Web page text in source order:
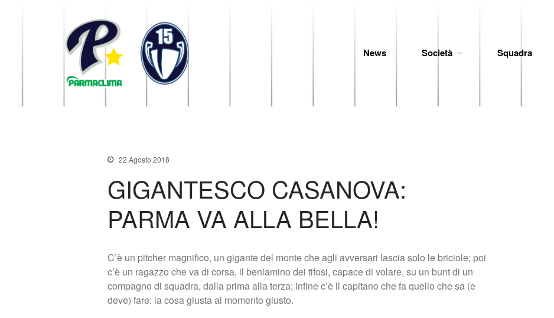
News Società Squadra
22 Agosto 2018
GIGANTESCO CASANOVA:
PARMA VA ALLA BELLA!
C’è un pitcher magnifico, un gigante del monte che agli avversari lascia solo le briciole; poi
c’è un ragazzo che va di corsa, il beniamino dei tifosi, capace di volare, su un bunt di un
compagno di squadra, dalla prima alla terza; infine c’è il capitano che fa quello che sa (e
deve) fare: la cosa giusta al momento giusto.